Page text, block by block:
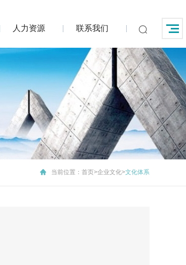
人力资源 联系我们
当前位置： 首页>企业文化>文化体系